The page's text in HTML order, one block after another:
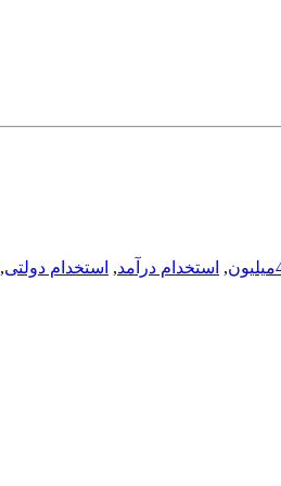
, استخدام درآمد, استخدام دولتی,